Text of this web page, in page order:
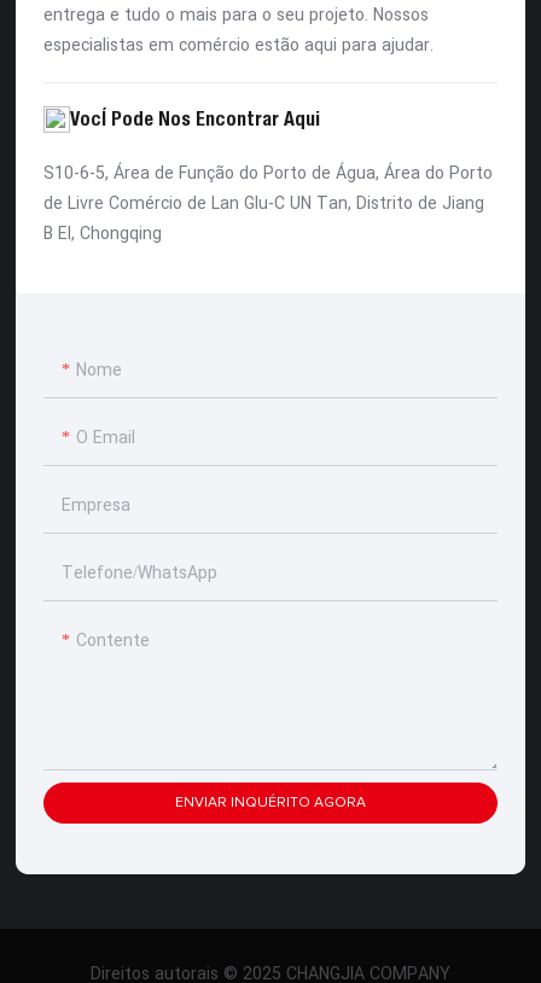
entrega e tudo o mais para o seu projeto. Nossos
especialistas em comércio estão aqui para ajudar.
Você Pode Nos Encontrar Aqui
S10-6-5, Área de Função do Porto de Água, Área do Porto
de Livre Comércio de Lan Glu-C UN Tan, Distrito de Jiang
B EI, Chongqing
Nome
O Email
Empresa
Telefone/whatsApp
Contente
ENVIAR INQUÉRITO AGORA
Direitos autorais © 2025 CHANGJIA COMPANY